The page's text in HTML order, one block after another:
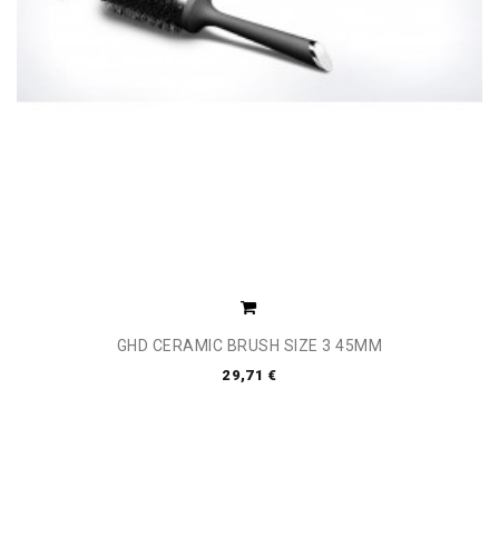
GHD CERAMIC BRUSH SIZE 3 45MM
29,71 €